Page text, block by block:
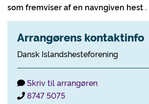
som fremviser af en navngiven hest .
Arrangørens kontaktinfo
Dansk Islandshesteforening
Skriv til arrangøren
8747 5075